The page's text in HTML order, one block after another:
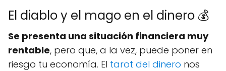
El diablo y el mago en el dinero 💰
Se presenta una situación financiera muy
rentable, pero que, a la vez, puede poner en
riesgo tu economía. El tarot del dinero nos